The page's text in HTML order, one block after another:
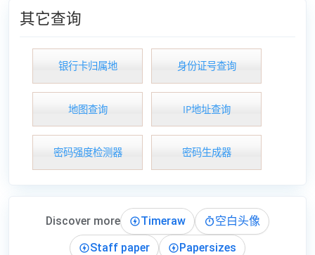
其它查询
银行卡归属地 身份证号查询
地图查询 IP地址查询
密码强度检测器 密码生成器
Discover more Timeraw
空白头像
Staff paper
Papersizes